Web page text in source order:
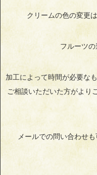
クリームの色の変更
フルーツの
加工によって時間が必要な
ご相談いただいた方がより
メールでの問い合わせ